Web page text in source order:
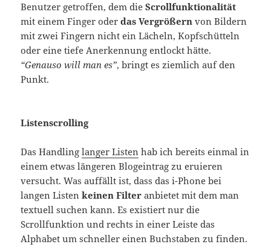
Benutzer getroffen, dem dieScrollfunktionalität
mit einem Finger oderdas Vergrößernvon Bildern
mit zwei Fingern nicht ein Lächeln, Kopfschütteln
oder eine tiefe Anerkennung entlockt hätte.
“Genauso will man es”, bringt es ziemlich auf den
Punkt.
Listenscrolling
Das Handlinglanger Listen hab ich bereits einmal in
einem etwas längeren Blogeintrag zu eruieren
versucht. Was auffällt ist, dass das i-Phone bei
langen Listenkeinen Filter anbietet mit dem man
textuell suchen kann. Es existiert nur die
Scrollfunktion und rechts in einer Leiste das
Alphabet um schneller einen Buchstaben zu finden.